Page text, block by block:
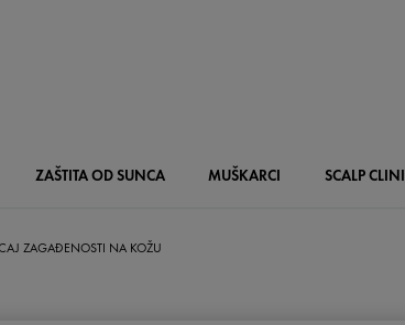
ZAŠTITA OD SUNCA MUŠKARCI SCALP
ZAGAĐENOSTI NA KOŽU